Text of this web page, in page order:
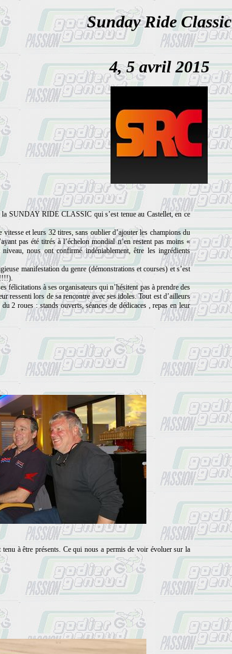
Sunday Ride Classic
4, 5 avril 2015
RIDE CLASSIC qui s’est tenue au Castellet, en ce
et leurs 32 titres, sans oublier d’ajouter les champions du
pas été titrés à l’échelon mondial n’en restent pas moins «
nous ont confirmé indéniablement, être les ingrédients
manifestation du genre (démonstrations et courses) et s’est
à ses organisateurs qui n’hésitent pas à prendre des
ressenti lors de sa rencontre avec ses idoles. Tout est d’ailleurs
2 roues : stands ouverts, séances de dédicaces , repas en leur
à être présents. Ce qui nous a permis de voir évoluer sur la